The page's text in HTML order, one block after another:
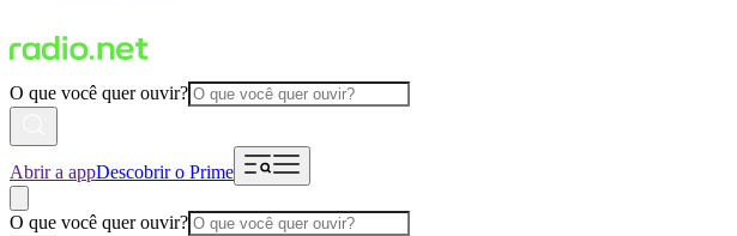
O que você quer ouvir?
Abrir a appDescobrir o Prime
O que você quer ouvir?